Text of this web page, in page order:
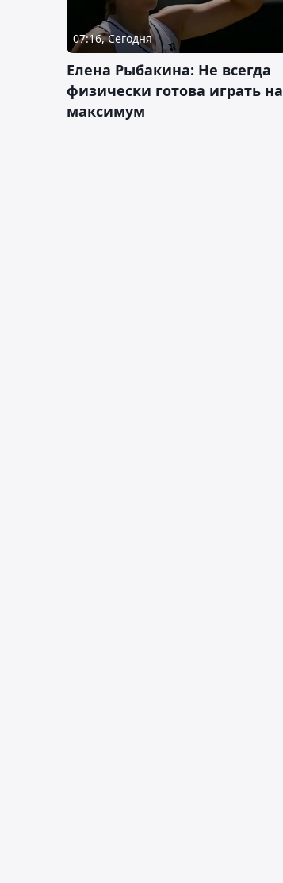
07:16, Сегодня
Елена Рыбакина: Не всегда
физически готова играть на
максимум